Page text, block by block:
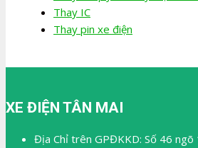
Thay IC
Thay pin xe điện
XE ĐIỆN TÂN MAI
Địa Chỉ trên GPĐKKD: Số 46 ngõ